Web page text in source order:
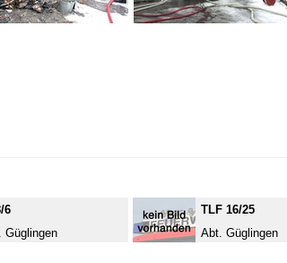
6
Güglingen
TLF 16/25
Abt. Güglingen